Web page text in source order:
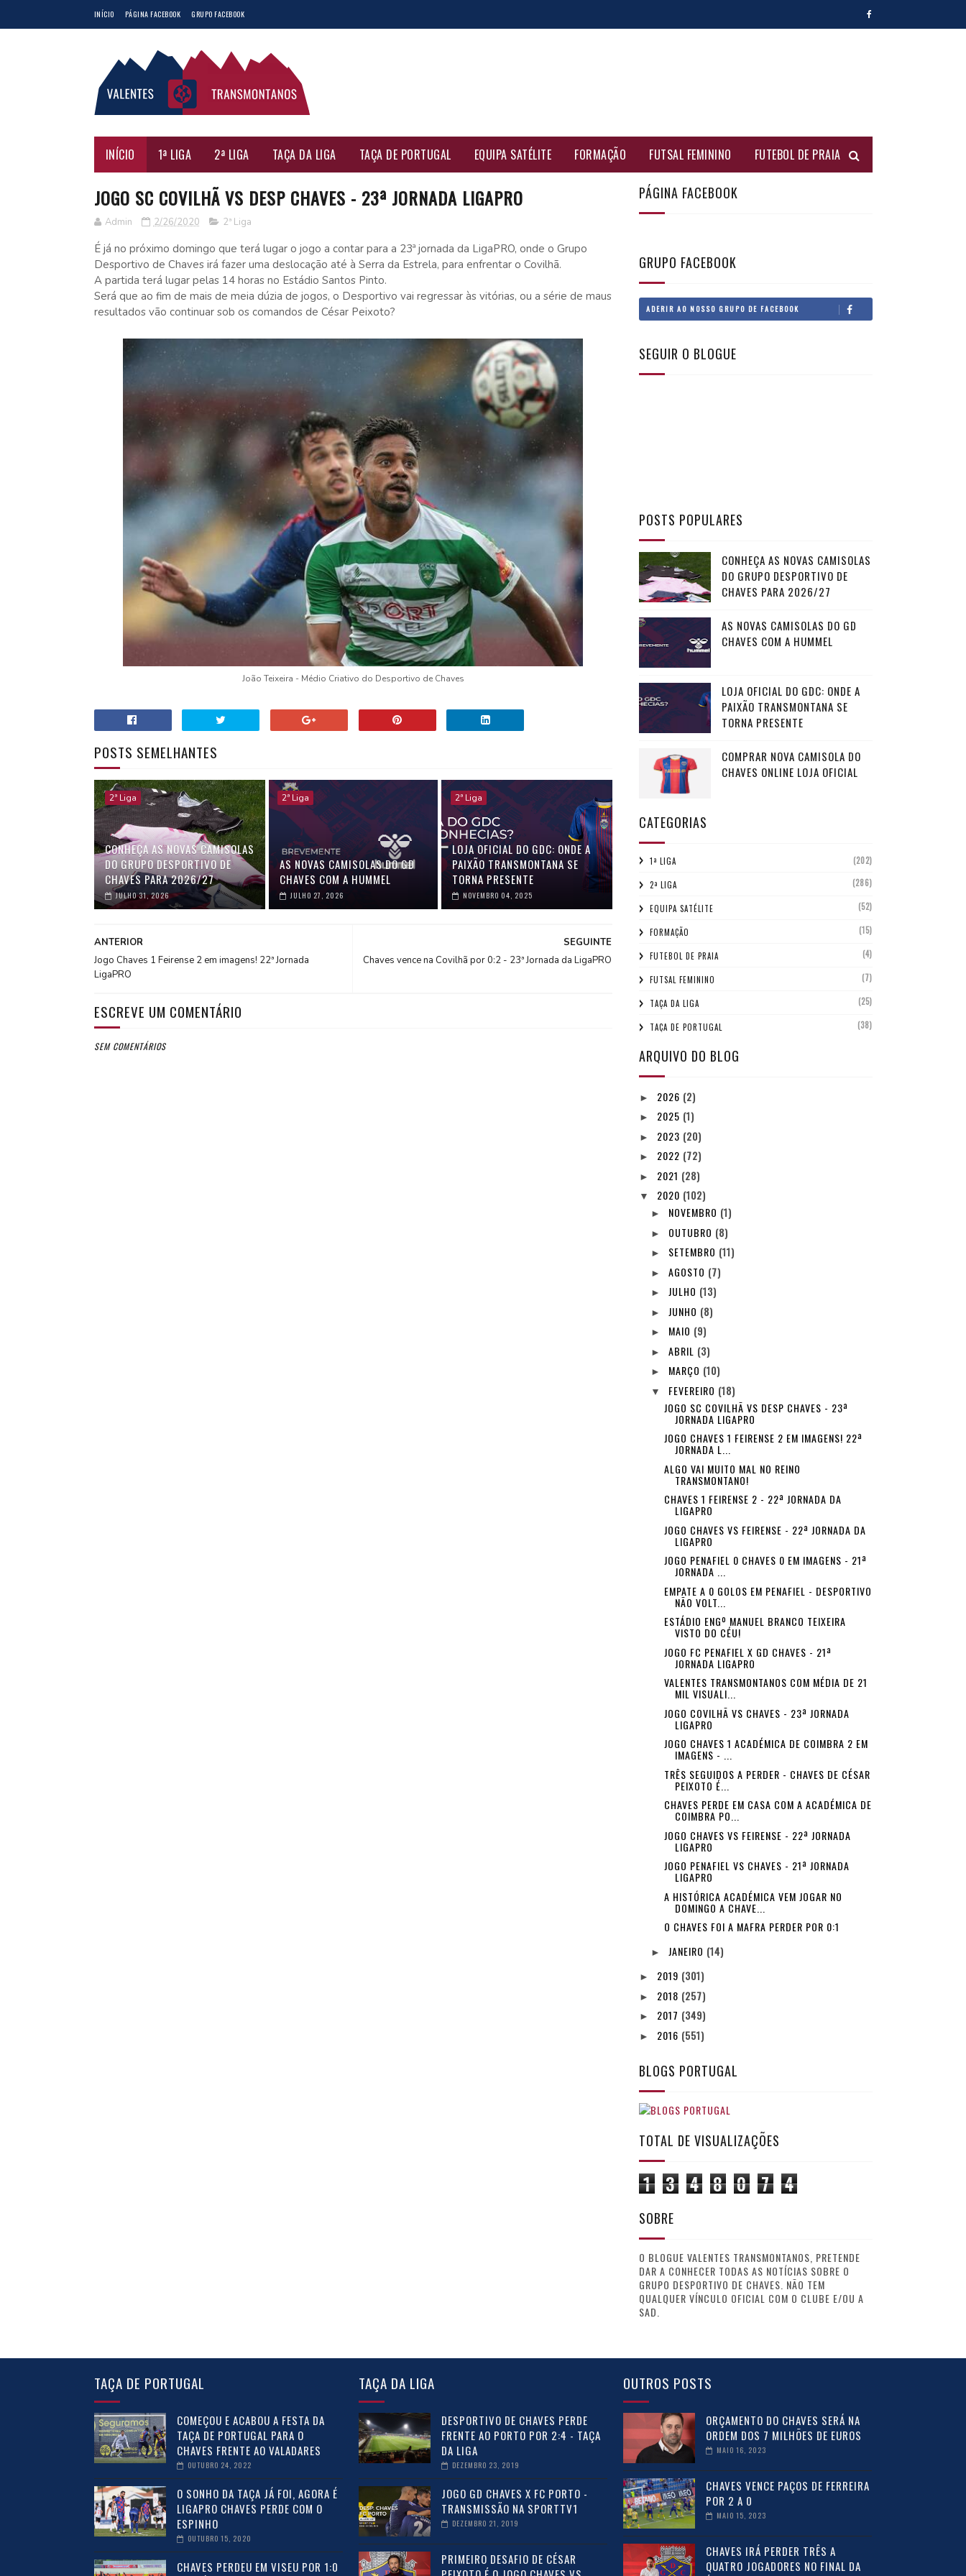
INÍCIO PÁGINA FACEBOOK GRUPO FACEBOOK
INÍCIO 1ª LIGA 2ª LIGA TAÇA DA LIGA TAÇA DE PORTUGAL EQUIPA SATÉLITE FORMAÇÃO FUTSAL FEMININO FUTEBOL DE PRAIA
JOGO SC COVILHÃ VS DESP CHAVES - 23ª JORNADA LIGAPRO
Admin 2/26/2020 2ª Liga
É já no próximo domingo que terá lugar o jogo a contar para a 23ª jornada da LigaPRO, onde o Grupo
Desportivo de Chaves irá fazer uma deslocação até à Serra da Estrela, para enfrentar o Covilhã.
A partida terá lugar pelas 14 horas no Estádio Santos Pinto.
Será que ao fim de mais de meia dúzia de jogos, o Desportivo vai regressar às vitórias, ou a série de maus
resultados vão continuar sob os comandos de César Peixoto?
João Teixeira - Médio Criativo do Desportivo de Chaves
POSTS SEMELHANTES
2ª Liga
CONHEÇA AS NOVAS CAMISOLAS
DO GRUPO DESPORTIVO DE
CHAVES PARA 2026/27
JULHO 31, 2026
2ª Liga
AS NOVAS CAMISOLAS DO GD
CHAVES COM A HUMMEL
JULHO 27, 2026
2ª Liga
LOJA OFICIAL DO GDC: ONDE A
PAIXÃO TRANSMONTANA SE
TORNA PRESENTE
NOVEMBRO 04, 2025
SEGUINTE
Chaves vence na Covilhã por 0:2 - 23ª Jornada da LigaPRO
ANTERIOR
Jogo Chaves 1 Feirense 2 em imagens! 22ª Jornada
LigaPRO
ESCREVE UM COMENTÁRIO
SEM COMENTÁRIOS
PÁGINA FACEBOOK
GRUPO FACEBOOK
ADERIR AO NOSSO GRUPO DE FACEBOOK
SEGUIR O BLOGUE
POSTS POPULARES
CONHEÇA AS NOVAS CAMISOLAS
DO GRUPO DESPORTIVO DE
CHAVES PARA 2026/27
AS NOVAS CAMISOLAS DO GD
CHAVES COM A HUMMEL
LOJA OFICIAL DO GDC: ONDE A
PAIXÃO TRANSMONTANA SE
TORNA PRESENTE
COMPRAR NOVA CAMISOLA DO
CHAVES ONLINE LOJA OFICIAL
CATEGORIAS
1ª LIGA (202)
2ª LIGA (286)
EQUIPA SATÉLITE (52)
FORMAÇÃO (15)
FUTEBOL DE PRAIA (4)
FUTSAL FEMININO (7)
TAÇA DA LIGA (25)
TAÇA DE PORTUGAL (38)
ARQUIVO DO BLOG
► 2026 (2)
► 2025 (1)
► 2023 (20)
► 2022 (72)
► 2021 (28)
▼ 2020 (102)
► NOVEMBRO (1)
► OUTUBRO (8)
► SETEMBRO (11)
►AGOSTO (7)
► JULHO (13)
► JUNHO (8)
► MAIO (9)
►ABRIL (3)
► MARÇO (10)
▼ FEVEREIRO (18)
JOGO SC COVILHÃ VS DESP CHAVES - 23ª
JORNADA LIGAPRO
JOGO CHAVES 1 FEIRENSE 2 EM IMAGENS! 22ª
JORNADA L...
ALGO VAI MUITO MAL NO REINO
TRANSMONTANO!
CHAVES 1 FEIRENSE 2 - 22ª JORNADA DA
LIGAPRO
JOGO CHAVES VS FEIRENSE - 22ª JORNADA DA
LIGAPRO
JOGO PENAFIEL 0 CHAVES 0 EM IMAGENS - 21ª
JORNADA ...
EMPATE A 0 GOLOS EM PENAFIEL - DESPORTIVO
NÃO VOLT...
ESTÁDIO ENGº MANUEL BRANCO TEIXEIRA
VISTO DO CÉU!
JOGO FC PENAFIEL X GD CHAVES - 21ª
JORNADA LIGAPRO
VALENTES TRANSMONTANOS COM MÉDIA DE 21
MIL VISUALI...
JOGO COVILHÃ VS CHAVES - 23ª JORNADA
LIGAPRO
JOGO CHAVES 1 ACADÉMICA DE COIMBRA 2 EM
IMAGENS - ...
TRÊS SEGUIDOS A PERDER - CHAVES DE CÉSAR
PEIXOTO É...
CHAVES PERDE EM CASA COM A ACADÉMICA DE
COIMBRA PO...
JOGO CHAVES VS FEIRENSE - 22ª JORNADA
LIGAPRO
JOGO PENAFIEL VS CHAVES - 21ª JORNADA
LIGAPRO
A HISTÓRICA ACADÉMICA VEM JOGAR NO
DOMINGO A CHAVE...
O CHAVES FOI A MAFRA PERDER POR 0:1
► JANEIRO (14)
► 2019 (301)
► 2018 (257)
► 2017 (349)
► 2016 (551)
BLOGS PORTUGAL
TOTAL DE VISUALIZAÇÕES
1 3 4 8 0 7 4
SOBRE
O BLOGUE VALENTES TRANSMONTANOS, PRETENDE
DAR A CONHECER TODAS AS NOTÍCIAS SOBRE O
GRUPO DESPORTIVO DE CHAVES. NÃO TEM
QUALQUER VÍNCULO OFICIAL COM O CLUBE E/OU A
SAD.
TAÇA DE PORTUGAL
COMEÇOU E ACABOU A FESTA DA
TAÇA DE PORTUGAL PARA O
CHAVES FRENTE AO VALADARES
OUTUBRO 24, 2022
O SONHO DA TAÇA JÁ FOI, AGORA É
LIGAPRO CHAVES PERDE COM O
ESPINHO
OUTUBRO 15, 2020
CHAVES PERDEU EM VISEU POR 1:0
TAÇA DA LIGA
DESPORTIVO DE CHAVES PERDE
FRENTE AO PORTO POR 2:4 - TAÇA
DA LIGA
DEZEMBRO 23, 2019
JOGO GD CHAVES X FC PORTO -
TRANSMISSÃO NA SPORTTV1
DEZEMBRO 21, 2019
PRIMEIRO DESAFIO DE CÉSAR
OUTROS POSTS
ORÇAMENTO DO CHAVES SERÁ NA
ORDEM DOS 7 MILHÕES DE EUROS
MAIO 16, 2023
CHAVES VENCE PAÇOS DE FERREIRA
POR 2 A 0
MAIO 15, 2023
CHAVES IRÁ PERDER TRÊS A
QUATRO JOGADORES NO FINAL DA